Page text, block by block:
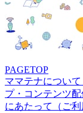
PAGETOP
ママテナについて
プ・コンテンツ
にあたって（ご